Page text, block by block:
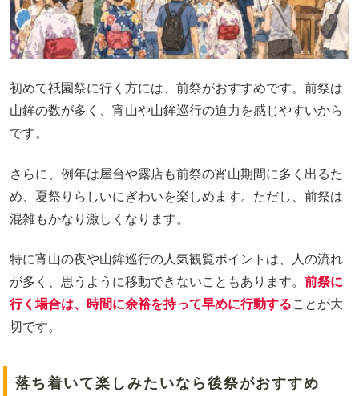
初めて祇園祭に行く方には、前祭がおすすめです。前祭は
山鉾の数が多く、宵山や山鉾巡行の迫力を感じやすいから
です。
さらに、例年は屋台や露店も前祭の宵山期間に多く出るた
め、夏祭りらしいにぎわいを楽しめます。ただし、前祭は
混雑もかなり激しくなります。
特に宵山の夜や山鉾巡行の人気観覧ポイントは、人の流れ
が多く、思うように移動できないこともあります。 前祭に
行く場合は、時間に余裕を持って早めに行動することが大
切です。
落ち着いて楽しみたいなら後祭がおすすめ